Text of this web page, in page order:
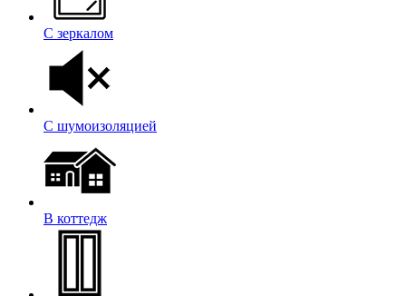
С зеркалом
С шумоизоляцией
В коттедж